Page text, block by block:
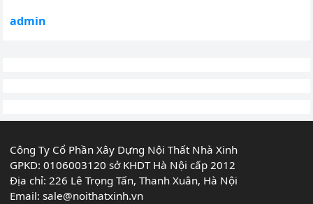
admin
Công Ty Cổ Phần Xây Dựng Nội Thất Nhà Xinh
GPKD: 0106003120 sở KHDT Hà Nội cấp 2012
Địa chỉ: 226 Lê Trọng Tấn, Thanh Xuân, Hà Nội
Email:sale@noithatxinh.vn